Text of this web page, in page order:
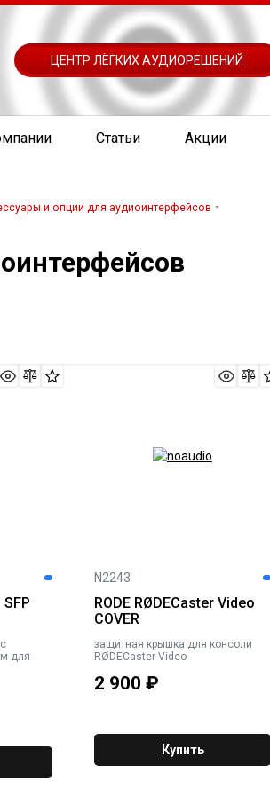
ЦЕНТР ЛЁГКИХ АУДИОРЕШЕНИЙ
Статьи Акции
и опции для аудиоинтерфейсов
SFP
для
N2243
RODE RØDECaster Video
COVER
защитная крышка для консоли
RØDECaster Video
2 900 ₽
Купить